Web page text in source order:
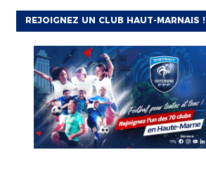
REJOIGNEZ UN CLUB HAUT-MARNAIS !